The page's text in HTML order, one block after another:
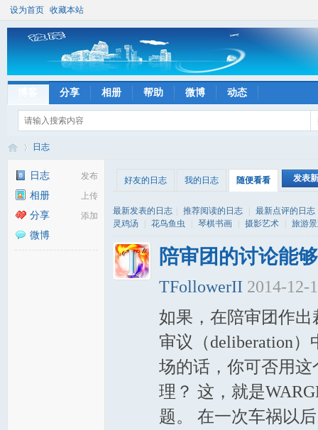
设为首页 收藏本站
分享 相册 帮助 微博 动态
日志
发布
日志
上传
相册
添加
分享
微博
好友的日志 我的日志 随便看看 发表
最新发表的日志 推荐阅读的日志
最新点评的日志
灵鸡汤
花鸟鱼虫 琴棋书画 摄影艺术 旅游
陪审团的讨论能
TFollowerII 2014-12-
如果，在陪审团作
审议（deliberation
场的话，你可否用
理？ 这，就是
题。 在一次车祸以